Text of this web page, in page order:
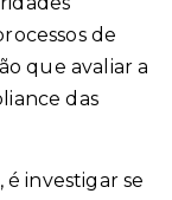
de
que avaliar a
das
investigar se